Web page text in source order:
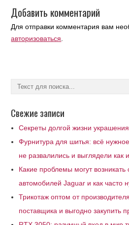
Добавить комментарий
Для отправки комментария вам
авторизоваться
Свежие записи
Секреты долгой жизни
Фурнитура для шитья: всё
не развалились и выглядели как
Какие проблемы могут возникать
автомобилей Jaguar и как часто
Трикотаж оптом от
поставщика и выгодно закупить